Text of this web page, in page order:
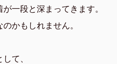
一段と深まってきます。
かもしれません。
て、